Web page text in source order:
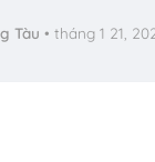
Tàu • tháng 1 21,